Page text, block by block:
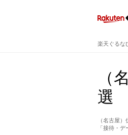
楽天ぐるな
（
選
（名古屋
「接待・